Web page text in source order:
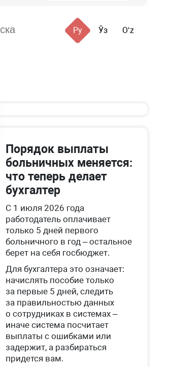
Ру Ўз Oʻz
Порядок выплаты
больничных меняется:
что теперь делает
бухгалтер
С 1 июля 2026 года
работодатель оплачивает
только 5 дней первого
больничного в год – остальное
берет на себя госбюджет.
Для бухгалтера это означает:
начислять пособие только
за первые 5 дней, следить
за правильностью данных
о сотрудниках в системах –
иначе система посчитает
выплаты с ошибками или
задержит, а разбираться
придется вам.